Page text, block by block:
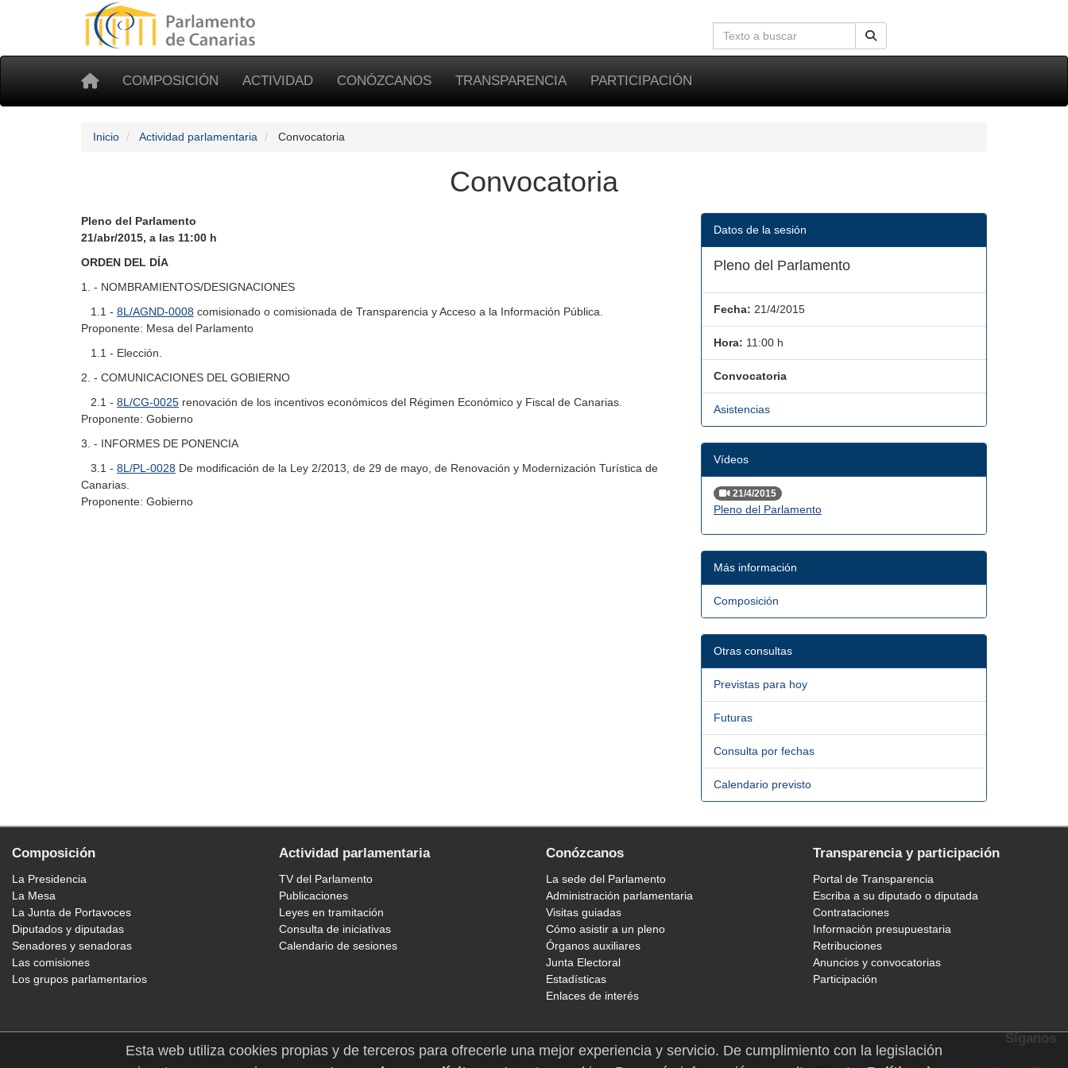
COMPOSICIÓN ACTIVIDAD CONÓZCANOS TRANSPARENCIA PARTICIPACIÓN
Inicio Actividad parlamentaria Convocatoria
Convocatoria
Pleno del Parlamento
21/abr/2015, a las 11:00 h
ORDEN DEL DÍA
1. - NOMBRAMIENTOS/DESIGNACIONES
1.1 - 8L/AGND-0008 comisionado o comisionada de Transparencia y Acceso a la Información Pública.
Proponente: Mesa del Parlamento
1.1 - Elección.
2. - COMUNICACIONES DEL GOBIERNO
2.1 - 8L/CG-0025 renovación de los incentivos económicos del Régimen Económico y Fiscal de Canarias.
Proponente: Gobierno
3. - INFORMES DE PONENCIA
3.1 - 8L/PL-0028 De modificación de la Ley 2/2013, de 29 de mayo, de Renovación y Modernización Turística de
Canarias.
Proponente: Gobierno
Datos de la sesión
Pleno del Parlamento
Fecha: 21/4/2015
Hora: 11:00 h
Convocatoria
Asistencias
Vídeos
21/4/2015
Pleno del Parlamento
Más información
Composición
Otras consultas
Previstas para hoy
Futuras
Consulta por fechas
Calendario previsto
Composición
La Presidencia
La Mesa
La Junta de Portavoces
Diputados y diputadas
Senadores y senadoras
Las comisiones
Los grupos parlamentarios
Actividad parlamentaria
TV del Parlamento
Publicaciones
Leyes en tramitación
Consulta de iniciativas
Calendario de sesiones
Conózcanos
La sede del Parlamento
Administración parlamentaria
Visitas guiadas
Cómo asistir a un pleno
Órganos auxiliares
Junta Electoral
Estadísticas
Enlaces de interés
Transparencia y participación
Portal de Transparencia
Escriba a su diputado o diputada
Contrataciones
Información presupuestaria
Retribuciones
Anuncios y convocatorias
Participación
Síganos
Esta web utiliza cookies propias y de terceros para ofrecerle una mejor experiencia y servicio. De cumplimiento con la legislación